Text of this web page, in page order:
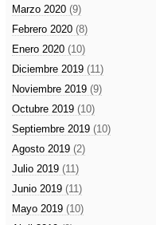
Marzo 2020 (9)
Febrero 2020 (8)
Enero 2020 (10)
Diciembre 2019 (11)
Noviembre 2019 (9)
Octubre 2019 (10)
Septiembre 2019 (10)
Agosto 2019 (2)
Julio 2019 (11)
Junio 2019 (11)
Mayo 2019 (10)